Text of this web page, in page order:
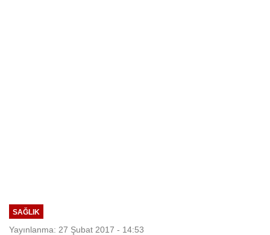
SAĞLIK
Yayınlanma: 27 Şubat 2017 - 14:53